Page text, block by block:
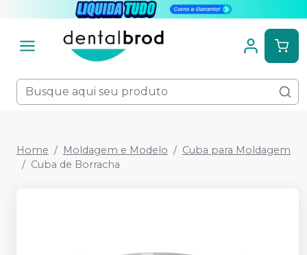
Home Moldagem e Modelo
Cuba para Moldagem
Cuba de Borracha